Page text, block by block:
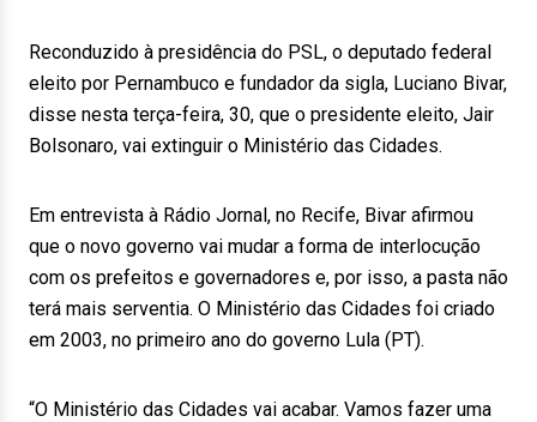
Reconduzido à presidência do PSL, o deputado federal
eleito por Pernambuco e fundador da sigla, Luciano Bivar,
disse nesta terça-feira, 30, que o presidente eleito, Jair
Bolsonaro, vai extinguir o Ministério das Cidades.
Em entrevista à Rádio Jornal, no Recife, Bivar afirmou
que o novo governo vai mudar a forma de interlocução
com os prefeitos e governadores e, por isso, a pasta não
terá mais serventia. O Ministério das Cidades foi criado
em 2003, no primeiro ano do governo Lula (PT).
“O Ministério das Cidades vai acabar. Vamos fazer uma